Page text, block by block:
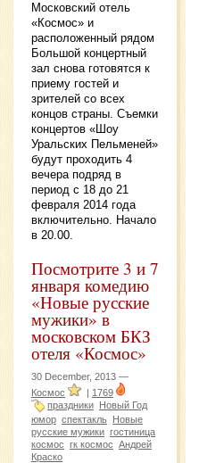
Московский отель
«Космос» и
расположенный рядом
Большой концертный
зал снова готовятся к
приему гостей и
зрителей со всех
концов страны. Съемки
концертов «Шоу
Уральских Пельменей»
будут проходить 4
вечера подряд в
период с 18 до 21
февраля 2014 года
включительно. Начало
в 20.00.
Посмотрите 3 и 7
января комедию
«Новые русские
мужики» в
московском БКЗ
отеля «Космос»
30 December, 2013 —
Космос
| 1769
праздники Новый Год
юмор спектакль Новые
русские мужики гостиница
космос гк космос Андрей
Краско